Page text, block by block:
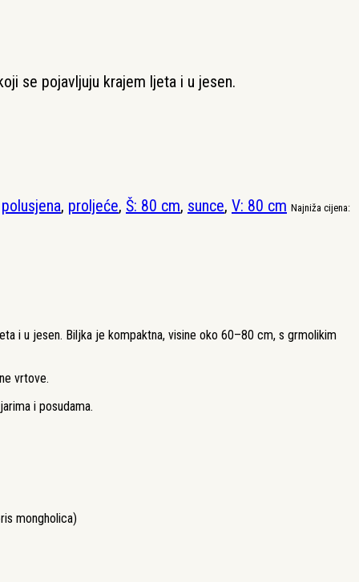
se pojavljuju krajem ljeta i u jesen.
polusjena, proljeće, Š: 80 cm, sunce, V: 80 cm Najniža cijena:
i u jesen. Biljka je kompaktna, visine oko 60–80 cm, s grmolikim
vrtove.
i posudama.
mongholica)